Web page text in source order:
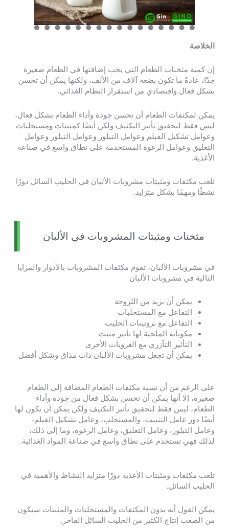
الخلاصة
إن كمية مثخنات الطعام التي يجب إضافتها في الطعام صغيرة
جدًا، عادةً ما تكون بضعة آلاف من الألف، ولكنها يمكن أن تحسن
بشكل فعال واقتصادي من استقرار النظام الغذائي.
يمكن لمكثفات الطعام أن تحسن جودة وأداء الطعام بشكل فعال،
ليس فقط لتحقيق تأثير التكثيف ولكن أيضًا كمثبتات ومستحلبات
وعوامل تشكيل الفيلم وعوامل التبلور وعوامل التبلور وعوامل
التعليق وعوامل الرغوة المستخدمة على نطاق واسع في صناعة
الأغذية.
تلعب مكثفات ومثبتات مشروبات الألبان في الحليب السائل دورًا
نشطًا ومهمًا بشكل متزايد.
مثخنات ومثبتات المشروبات في الألبان
في مشروبات الألبان، تقوم مكثفات المشروبات بالأدوار والمزايا
التالية في مشروبات الألبان
يمكن أن يزيد من اللزوجة
التفاعل مع المستحلبات
التفاعل مع بروتينات الحليب
مكوناته الملحية لها تأثير مثبت
التأثير التآزري مع الغرويات الأخرى
يمكن أن تجعل مشروبات الألبان ذات مذاق وشكل أفضل
على الرغم من أن نسبة مكثفات الطعام المضافة إلى الطعام
صغيرة، إلا أنها يمكن أن تحسن بشكل فعال من جودة وأداء
الطعام، ليس فقط لتحقيق تأثير التكثيف ولكن يمكن أن يكون لها
أيضًا دور عامل التثبيت، والمستحلب، وعامل تشكيل الفيلم،
وعامل التبلور، وعامل التعليق، وعامل الرغوة، وما إلى ذلك،
لذلك فهي تستخدم على نطاق واسع في صناعة المواد الغذائية.
تلعب مكثفات ومثبتات الأغذية دورًا متزايد النشاط والأهمية في
الحليب السائل.
يمكن القول أنه بدون المكثفات والمستحلبات والمثبتات سيكون
من الصعب إنتاج الكثير من الحليب السائل الفاخر.